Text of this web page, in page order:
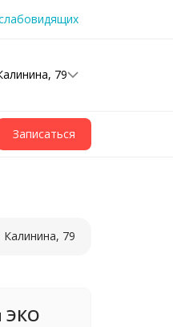
79
Записаться
Калинина, 79
ЭКО